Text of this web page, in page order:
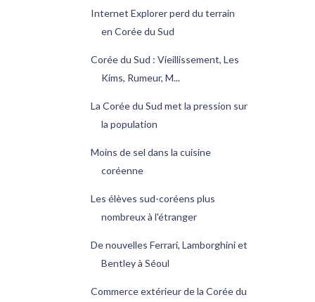
Internet Explorer perd du terrain
en Corée du Sud
Corée du Sud : Vieillissement, Les
Kims, Rumeur, M...
La Corée du Sud met la pression sur
la population
Moins de sel dans la cuisine
coréenne
Les élèves sud-coréens plus
nombreux à l'étranger
De nouvelles Ferrari, Lamborghini et
Bentley à Séoul
Commerce extérieur de la Corée du